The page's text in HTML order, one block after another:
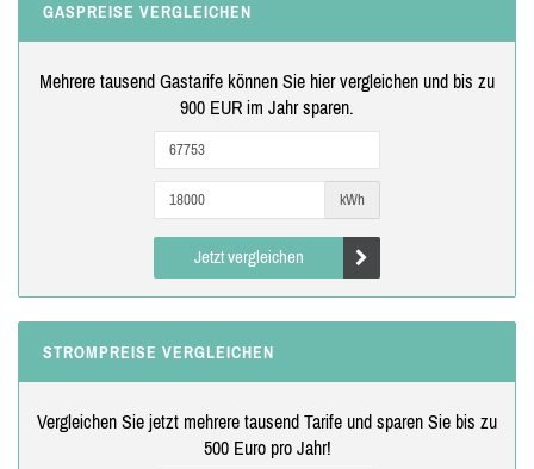
GASPREISE VERGLEICHEN
Mehrere tausend Gastarife können Sie hier vergleichen und bis zu
900 EUR im Jahr sparen.
kWh
Jetzt vergleichen
STROMPREISE VERGLEICHEN
Vergleichen Sie jetzt mehrere tausend Tarife und sparen Sie bis zu
500 Euro pro Jahr!